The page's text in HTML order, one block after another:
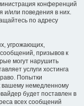
конференций
и/или поведения в них.
по адресу
угрожающих,
призывов к
могут нарушить
услуги хостинга
Попытки
вашему немедленному
будет поставлен в
всех сообщений